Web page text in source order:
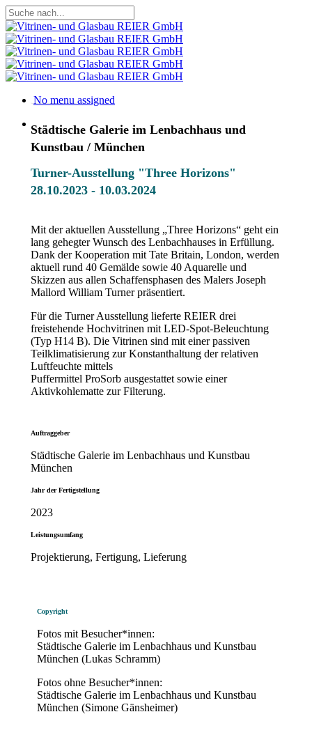
Skip
to
main
content
Close
Search
Menu
No menu assigned
Menu
Städtische Galerie im Lenbachhaus und
Kunstbau / München
Turner-Ausstellung "Three Horizons"
28.10.2023 - 10.03.2024
Mit der aktuellen Ausstellung „Three Horizons“ geht ein
lang gehegter Wunsch des Lenbachhauses in Erfüllung.
Dank der Kooperation mit Tate Britain, London, werden
aktuell rund 40 Gemälde sowie 40 Aquarelle und
Skizzen aus allen Schaffensphasen des Malers Joseph
Mallord William Turner präsentiert.
Für die Turner Ausstellung lieferte REIER drei
freistehende Hochvitrinen mit LED-Spot-Beleuchtung
(Typ H14 B). Die Vitrinen sind mit einer passiven
Teilklimatisierung zur Konstanthaltung der relativen
Luftfeuchte mittels
Puffermittel ProSorb ausgestattet sowie einer
Aktivkohlematte zur Filterung.
Auftraggeber
Städtische Galerie im Lenbachhaus und Kunstbau
München
Jahr der Fertigstellung
2023
Leistungsumfang
Projektierung, Fertigung, Lieferung
Copyright
Fotos mit Besucher*innen:
Städtische Galerie im Lenbachhaus und Kunstbau
München (Lukas Schramm)
Fotos ohne Besucher*innen:
Städtische Galerie im Lenbachhaus und Kunstbau
München (Simone Gänsheimer)